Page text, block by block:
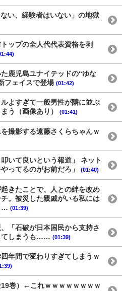
い、経験者はいない」の地獄
ップの全人代代表資格を剥
鹿児島ユナイテッドの“ゆな
フェイスで登場 (01:42)
ルよすぎて一般男性が隣に並ぶ
う（画像あり）
(01:41)
撮影する遠藤さくらちゃんｗ
いて良いという報道」 ネット
ってるのがお前だろ」
(01:40)
きたことで、人との絆を改め
。被災した親戚がいる私には
… (01:39)
「石破が日本国民から支持さ
てしまうも…… (01:39)
年間で変わりすぎてしまうｗ
巻）←これｗｗｗｗｗｗｗｗ